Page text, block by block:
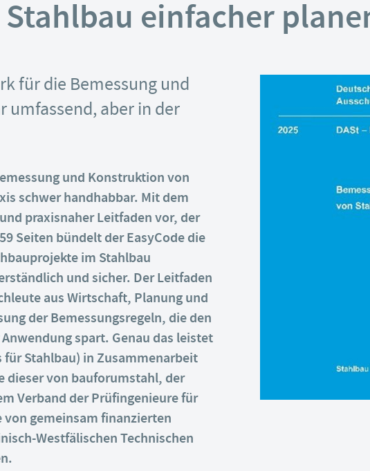
einfacher
für die Bemessung und
umfassend, aber in der
und Konstruktion von
schwer handhabbar. Mit dem
praxisnaher Leitfaden vor, der
Seiten bündelt der EasyCode die
im Stahlbau
und sicher. Der Leitfaden
aus Wirtschaft, Planung und
der Bemessungsregeln, die den
spart. Genau das leistet
für Stahlbau) in Zusammenarbeit
von bauforumstahl, der
Verband der Prüfingenieure für
gemeinsam finanzierten
Westfälischen Technischen